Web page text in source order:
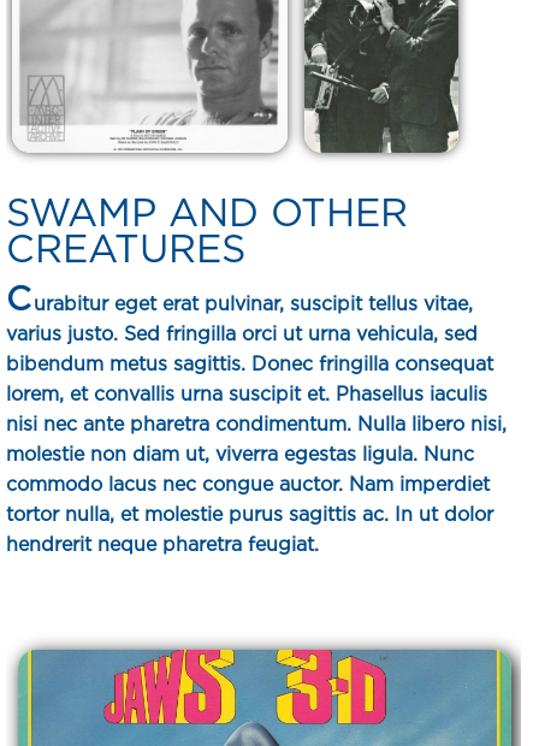
SWAMP AND OTHER
CREATURES
Curabitur eget erat pulvinar, suscipit tellus vitae,
varius justo. Sed fringilla orci ut urna vehicula, sed
bibendum metus sagittis. Donec fringilla consequat
lorem, et convallis urna suscipit et. Phasellus iaculis
nisi nec ante pharetra condimentum. Nulla libero nisi,
molestie non diam ut, viverra egestas ligula. Nunc
commodo lacus nec congue auctor. Nam imperdiet
tortor nulla, et molestie purus sagittis ac. In ut dolor
hendrerit neque pharetra feugiat.